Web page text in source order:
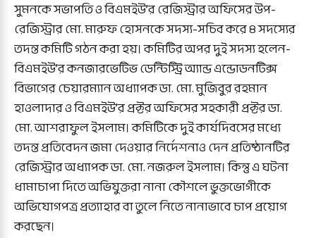
সুমনকে সভাপতি ও বিএমইউ’র রেজিস্ট্রার অফিসের উপ-
রেজিস্ট্রার মো. মারুফ হোসনকে সদস্য-সচিব করে ৪ সদস্যের
তদন্ত কমিটি গঠন করা হয়। কমিটির অপর দুই সদস্য হলেন-
বিএমইউ’র কনজারভেটিভ ডেন্টিস্ট্রি অ্যান্ড এন্ডোডনটিক্স
বিভাগের চেয়ারম্যান অধ্যাপক ডা. মো. মুজিবুর রহমান
হাওলাদার ও বিএমইউ’র প্রক্টর অফিসের সহকারী প্রক্টর ডা.
মো. আশরাফুল ইসলাম। কমিটিকে দুই কার্যদিবসের মধ্যে
তদন্ত প্রতিবেদন জমা দেওয়ার নির্দেশনাও দেন প্রতিষ্ঠানটির
রেজিস্ট্রার অধ্যাপক ডা. মো. নজরুল ইসলাম। কিন্তু এ ঘটনা
ধামাচাপা দিতে অভিযুক্তরা নানা কৌশলে ভুক্তভোগীকে
অভিযোগপত্র প্রত্যাহার বা তুলে নিতে নানাভাবে চাপ প্রয়োগ
করছেন।